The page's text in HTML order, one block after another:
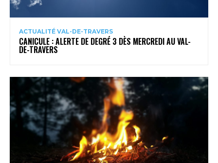
ACTUALITÉ VAL-DE-TRAVERS
CANICULE : ALERTE DE DEGRÉ 3 DÈS MERCREDI AU VAL-
DE-TRAVERS